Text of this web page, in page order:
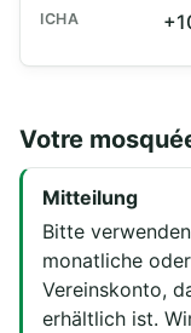
ICHA
Votre
Mitteilung
Bitte
monatliche
Vereinskonto,
erhältlich ist.